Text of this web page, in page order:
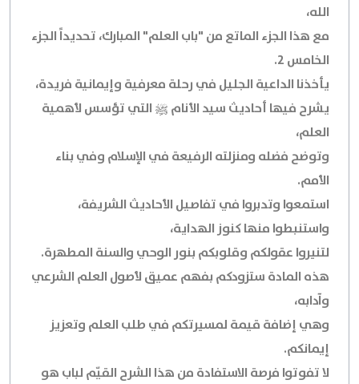
الله،
مع هذا الجزء الماتع من "باب العلم" المبارك، تحديداً الجزء
الخامس 2.
يأخذنا الداعية الجليل في رحلة معرفية وإيمانية فريدة،
يشرح فيها أحاديث سيد الأنام ﷺ التي تؤسس لأهمية
العلم،
وتوضح فضله ومنزلته الرفيعة في الإسلام وفي بناء
الأمم.
استمعوا وتدبروا في تفاصيل الأحاديث الشريفة،
واستنبطوا منها كنوز الهداية،
لتنيروا عقولكم وقلوبكم بنور الوحي والسنة المطهرة.
هذه المادة ستزودكم بفهم عميق لأصول العلم الشرعي
وآدابه،
وهي إضافة قيمة لمسيرتكم في طلب العلم وتعزيز
إيمانكم.
لا تفوتوا فرصة الاستفادة من هذا الشرح القيّم لباب هو